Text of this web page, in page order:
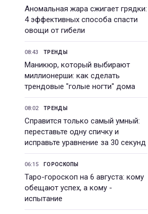
Аномальная жара сжигает грядки:
4 эффективных способа спасти
овощи от гибели
08:43 ТРЕНДЫ
Маникюр, который выбирают
миллионерши: как сделать
трендовые "голые ногти" дома
08:02 ТРЕНДЫ
Справится только самый умный:
переставьте одну спичку и
исправьте уравнение за 30 секунд
06:15 ГОРОСКОПЫ
Таро-гороскоп на 6 августа: кому
обещают успех, а кому -
испытание